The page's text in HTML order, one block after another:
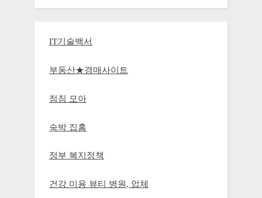
IT기술백서
부동산★경매사이트
점짐 모아
숙박 집홈
정부 복지정책
건강 미용 뷰티 병원, 업체